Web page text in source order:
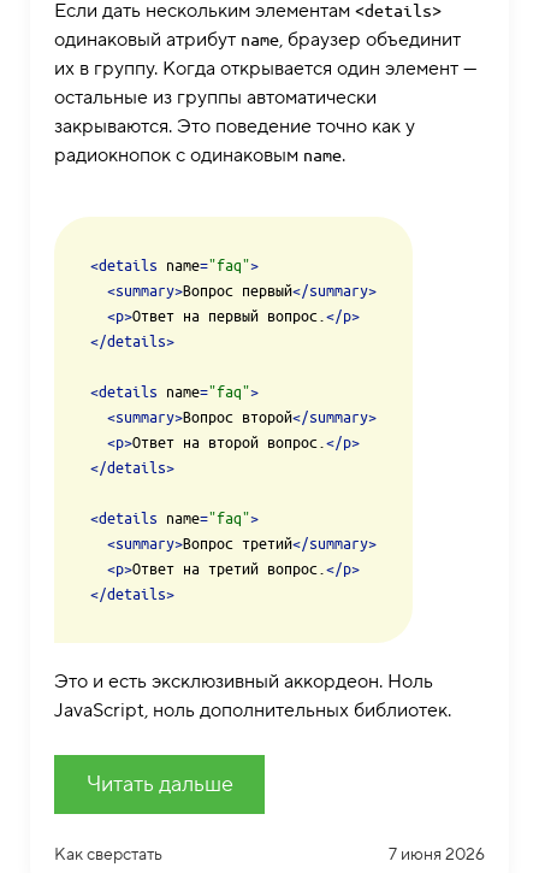
Если дать нескольким элементам <details>
одинаковый атрибут name, браузер объединит
их в группу. Когда открывается один элемент —
остальные из группы автоматически
закрываются. Это поведение точно как у
радиокнопок с одинаковым name.
<details name="faq">
<summary>Вопрос первый</summary>
<p>Ответ на первый вопрос. </p>
</details>
<details name="faq">
<summary>Вопрос второй</summary>
<p>Ответ на второй вопрос. </p>
</details>
<details name="faq">
<summary>Вопрос третий</summary>
<p>Ответ на третий вопрос. </p>
</details>
Это и есть эксклюзивный аккордеон. Ноль
JavaScript, ноль дополнительных библиотек.
Читать дальше
Как сверстать 7 июня 2026